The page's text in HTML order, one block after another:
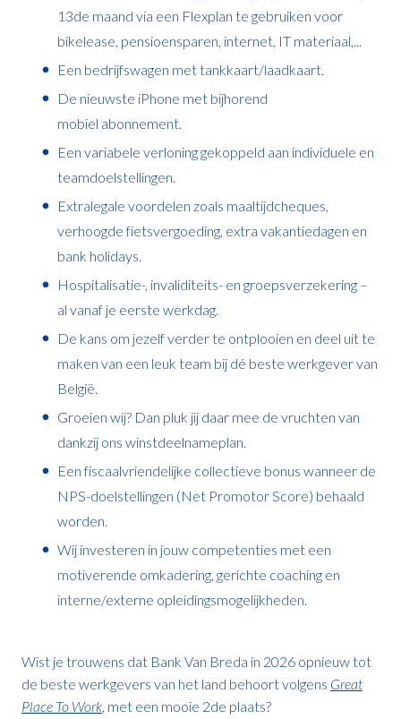
13de maand via een Flexplan te gebruiken voor
bikelease, pensioensparen, internet, IT materiaal,...
Een bedrijfswagen met tankkaart/laadkaart.
De nieuwste iPhone met bijhorend
mobiel abonnement.
Een variabele verloning gekoppeld aan individuele en
teamdoelstellingen.
Extralegale voordelen zoals maaltijdcheques,
verhoogde fietsvergoeding, extra vakantiedagen en
bank holidays.
Hospitalisatie-, invaliditeits- en groepsverzekering –
al vanaf je eerste werkdag.
De kans om jezelf verder te ontplooien en deel uit te
maken van een leuk team bij dé beste werkgever van
België.
Groeien wij? Dan pluk jij daar mee de vruchten van
dankzij ons winstdeelnameplan.
Een fiscaalvriendelijke collectieve bonus wanneer de
NPS-doelstellingen (Net Promotor Score) behaald
worden.
Wij investeren in jouw competenties met een
motiverende omkadering, gerichte coaching en
interne/externe opleidingsmogelijkheden.
Wist je trouwens dat Bank Van Breda in 2026 opnieuw tot
de beste werkgevers van het land behoort volgens Great
Place To Work , met een mooie 2de plaats?